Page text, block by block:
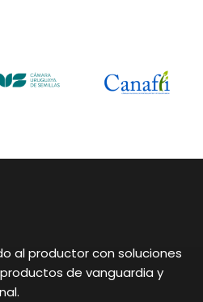
al productor con soluciones
de vanguardia y